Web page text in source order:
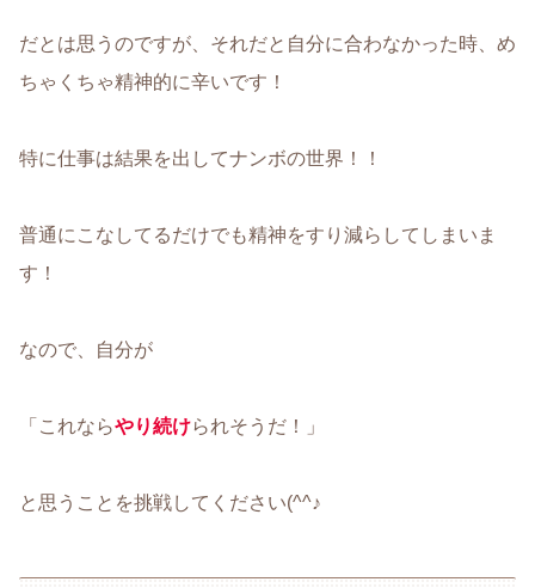
だとは思うのですが、それだと自分に合わなかった時、め
ちゃくちゃ精神的に辛いです！
特に仕事は結果を出してナンボの世界！！
普通にこなしてるだけでも精神をすり減らしてしまいま
す！
なので、自分が
「これならやり続けられそうだ！」
と思うことを挑戦してください(^^♪